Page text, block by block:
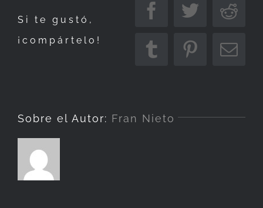
hombre
Si te gustó,
¡compártelo!
FacebookTwitter
TumblrPinterest
Sobre el Autor: Fran Nieto